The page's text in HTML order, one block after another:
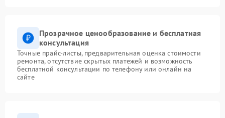
Прозрачное ценообразование и бесплатная
консультация
Точные прайс-листы, предварительная оценка стоимости
ремонта, отсутствие скрытых платежей и возможность
бесплатной консультации по телефону или онлайн на
сайте